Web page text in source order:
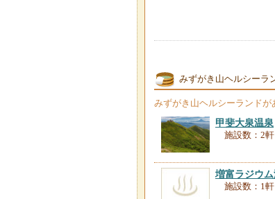
みずがき山ヘルシーラ
みずがき山ヘルシーランドが
甲斐大泉温泉
施設数：2軒
増富ラジウ
施設数：1軒